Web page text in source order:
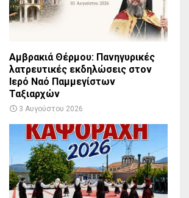
Αμβρακιά Θέρμου: Πανηγυρικές
λατρευτικές εκδηλώσεις στον
Ιερό Ναό Παμμεγίστων
Ταξιαρχών
3 Αυγούστου 2026